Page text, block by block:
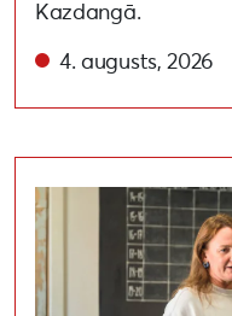
Kazdangā.
4. augusts, 2026